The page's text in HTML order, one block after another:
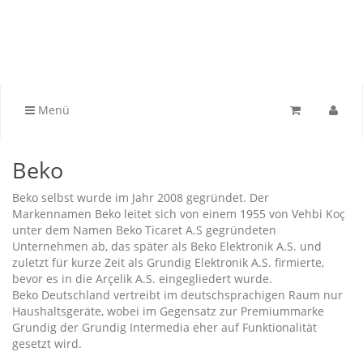
Menü
Beko
Beko selbst wurde im Jahr 2008 gegründet. Der
Markennamen Beko leitet sich von einem 1955 von Vehbi Koç
unter dem Namen Beko Ticaret A.S gegründeten
Unternehmen ab, das später als Beko Elektronik A.S. und
zuletzt für kurze Zeit als Grundig Elektronik A.S. firmierte,
bevor es in die Arçelik A.S. eingegliedert wurde.
Beko Deutschland vertreibt im deutschsprachigen Raum nur
Haushaltsgeräte, wobei im Gegensatz zur Premiummarke
Grundig der Grundig Intermedia eher auf Funktionalität
gesetzt wird.